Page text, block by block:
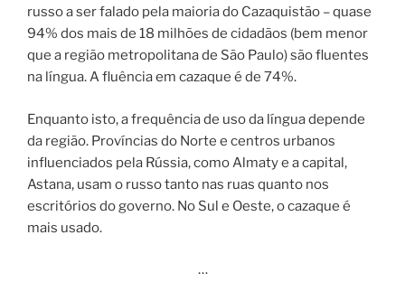
russo a ser falado pela maioria do Cazaquistão – quase
94% dos mais de 18 milhões de cidadãos (bem menor
que a região metropolitana de São Paulo) são fluentes
na língua. A fluência em cazaque é de 74%.
Enquanto isto, a frequência de uso da língua depende
da região. Províncias do Norte e centros urbanos
influenciados pela Rússia, como Almaty e a capital,
Astana, usam o russo tanto nas ruas quanto nos
escritórios do governo. No Sul e Oeste, o cazaque é
mais usado.
…